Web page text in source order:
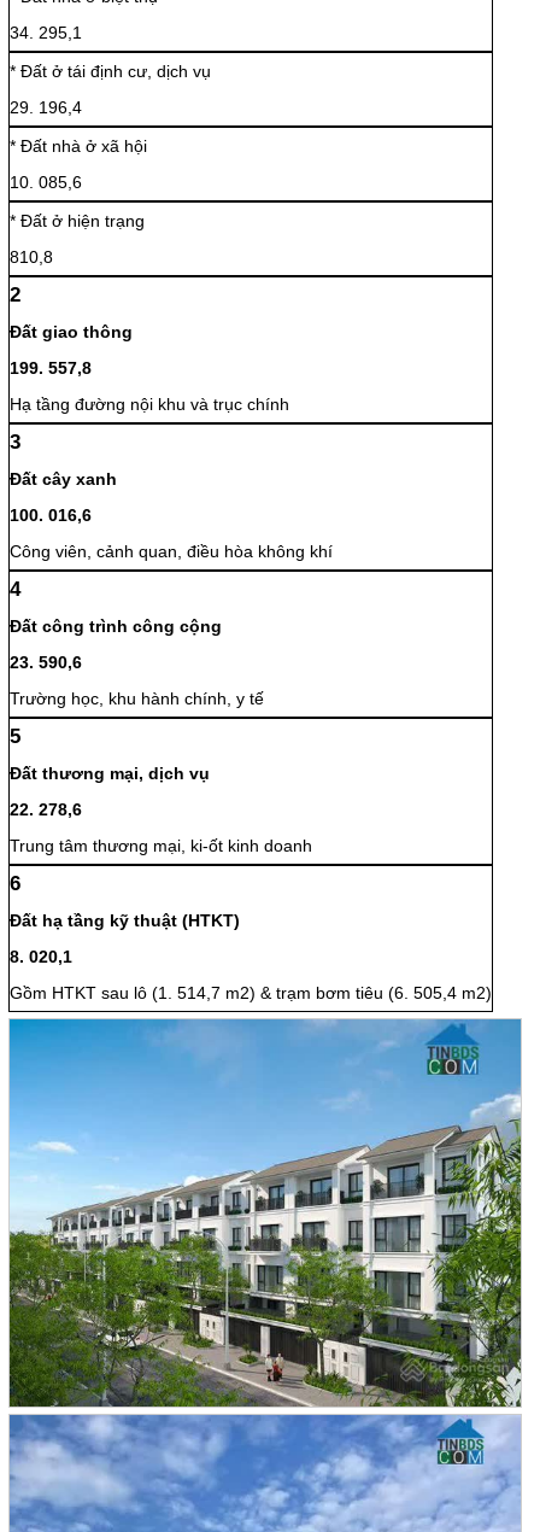
34. 295,1
* Đất ở tái định cư, dịch vụ
29. 196,4
* Đất nhà ở xã hội
10. 085,6
* Đất ở hiện trạng
810,8
2
Đất giao thông
199. 557,8
Hạ tầng đường nội khu và trục chính
3
Đất cây xanh
100. 016,6
Công viên, cảnh quan, điều hòa không khí
4
Đất công trình công cộng
23. 590,6
Trường học, khu hành chính, y tế
5
Đất thương mại, dịch vụ
22. 278,6
Trung tâm thương mại, ki-ốt kinh doanh
6
Đất hạ tầng kỹ thuật (HTKT)
8. 020,1
Gồm HTKT sau lô (1. 514,7 m2) & trạm bơm tiêu (6. 505,4 m2)